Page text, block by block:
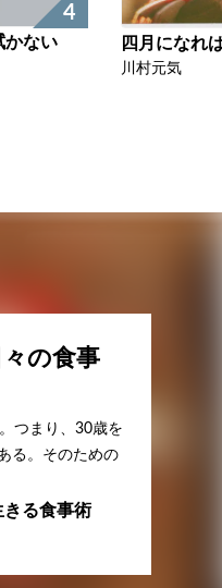
4
かない 四月になれ
川村元気
の食事
つまり、30歳を
る。そのための
る食事術